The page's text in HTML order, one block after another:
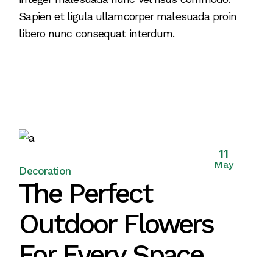
Sapien et ligula ullamcorper malesuada proin
libero nunc consequat interdum.
11
May
Decoration
The Perfect
Outdoor Flowers